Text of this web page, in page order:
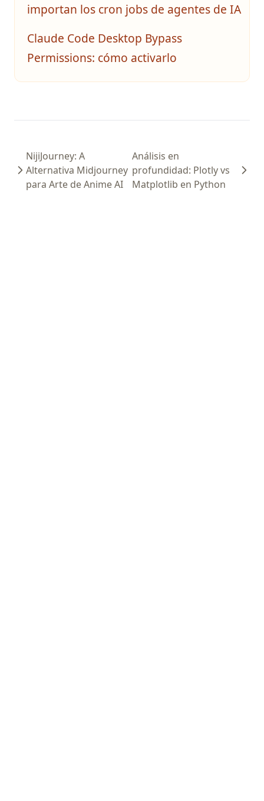
importan los cron jobs de agentes de IA
Claude Code Desktop Bypass
Permissions: cómo activarlo
NijiJourney: A
Alternativa Midjourney
para Arte de Anime AI
Análisis en
profundidad: Plotly vs
Matplotlib en Python